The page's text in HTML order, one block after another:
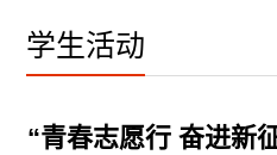
学生活动
“青春志愿行 奋进新